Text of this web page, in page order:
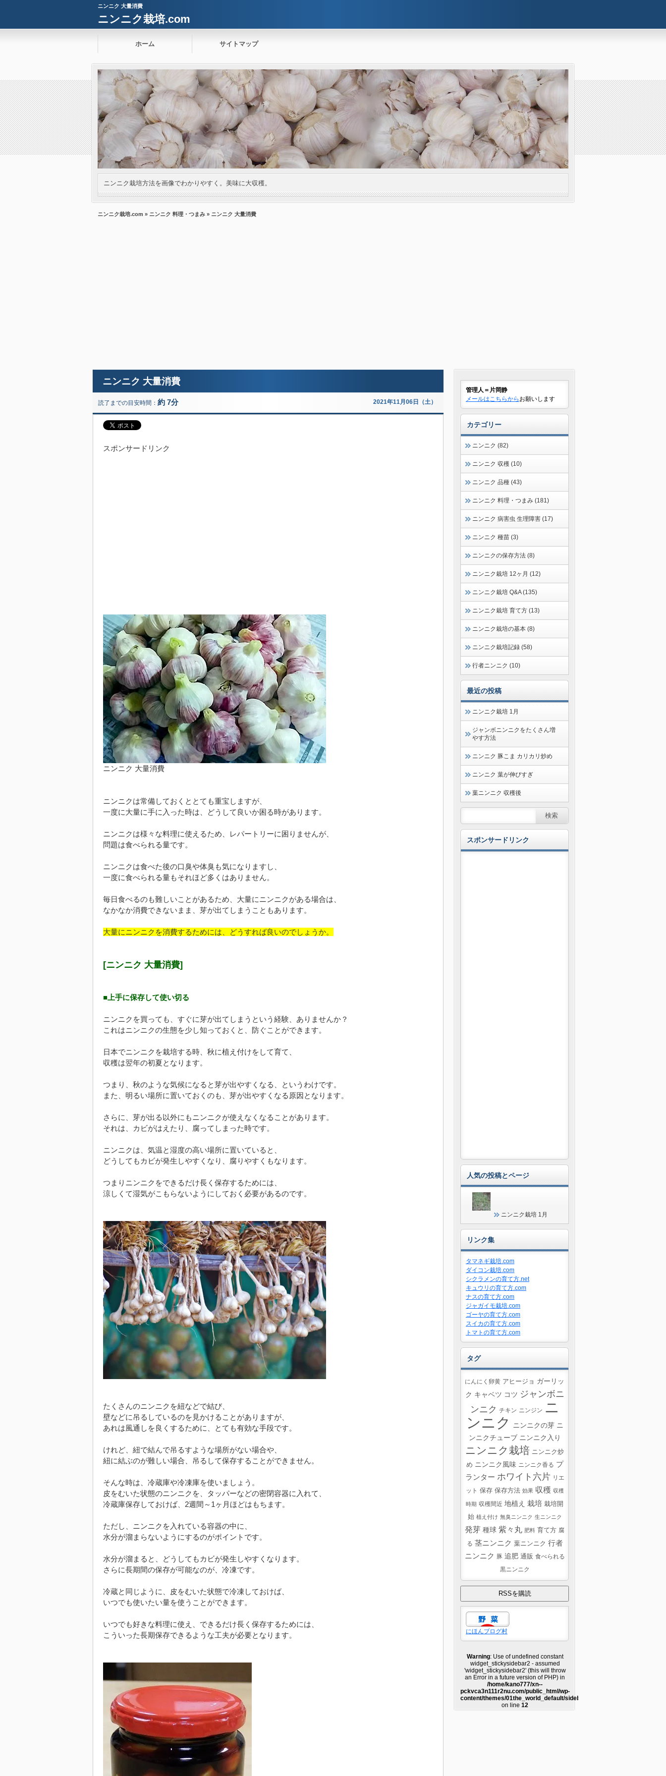
ニンニク 大量消費
ニンニク栽培.com
ホーム サイトマップ
ニンニク栽培方法を画像でわかりやすく。美味に大収穫。
ニンニク栽培.com » ニンニク 料理・つまみ » ニンニク 大量消費
ニンニク 大量消費
読了までの目安時間： 約 7分 2021年11月06日（土）
スポンサードリンク
ニンニク 大量消費
ニンニクは常備しておくととても重宝しますが、
一度に大量に手に入った時は、どうして良いか困る時があります。
ニンニクは様々な料理に使えるため、レパートリーに困りませんが、
問題は食べられる量です。
ニンニクは食べた後の口臭や体臭も気になりますし、
一度に食べられる量もそれほど多くはありません。
毎日食べるのも難しいことがあるため、大量にニンニクがある場合は、
なかなか消費できないまま、芽が出てしまうこともあります。
大量にニンニクを消費するためには、どうすれば良いのでしょうか。
[ニンニク 大量消費]
■上手に保存して使い切る
ニンニクを買っても、すぐに芽が出てしまうという経験、ありませんか？
これはニンニクの生態を少し知っておくと、防ぐことができます。
日本でニンニクを栽培する時、秋に植え付けをして育て、
収穫は翌年の初夏となります。
つまり、秋のような気候になると芽が出やすくなる、というわけです。
また、明るい場所に置いておくのも、芽が出やすくなる原因となります。
さらに、芽が出る以外にもニンニクが使えなくなることがあります。
それは、カビがはえたり、腐ってしまった時です。
ニンニクは、気温と湿度の高い場所に置いていると、
どうしてもカビが発生しやすくなり、腐りやすくもなります。
つまりニンニクをできるだけ長く保存するためには、
涼しくて湿気がこもらないようにしておく必要があるのです。
たくさんのニンニクを紐などで結び、
壁などに吊るしているのを見かけることがありますが、
あれは風通しを良くするために、とても有効な手段です。
けれど、紐で結んで吊るすような場所がない場合や、
紐に結ぶのが難しい場合、吊るして保存することができません。
そんな時は、冷蔵庫や冷凍庫を使いましょう。
皮をむいた状態のニンニクを、タッパーなどの密閉容器に入れて、
冷蔵庫保存しておけば、2週間～1ヶ月ほどはもちます。
ただし、ニンニクを入れている容器の中に、
水分が溜まらないようにするのがポイントです。
水分が溜まると、どうしてもカビが発生しやすくなります。
さらに長期間の保存が可能なのが、冷凍です。
冷蔵と同じように、皮をむいた状態で冷凍しておけば、
いつでも使いたい量を使うことができます。
いつでも好きな料理に使え、できるだけ長く保存するためには、
こういった長期保存できるような工夫が必要となります。
管理人＝片岡静
メールはこちらから お願いします
カテゴリー
ニンニク (82)
ニンニク 収穫 (10)
ニンニク 品種 (43)
ニンニク 料理・つまみ (181)
ニンニク 病害虫 生理障害 (17)
ニンニク 種苗 (3)
ニンニクの保存方法 (8)
ニンニク栽培 12ヶ月 (12)
ニンニク栽培 Q&A (135)
ニンニク栽培 育て方 (13)
ニンニク栽培の基本 (8)
ニンニク栽培記録 (58)
行者ニンニク (10)
最近の投稿
ニンニク栽培 1月
ジャンボニンニクをたくさん増
やす方法
ニンニク 豚こま カリカリ炒め
ニンニク 葉が伸びすぎ
葉ニンニク 収穫後
スポンサードリンク
人気の投稿とページ
ニンニク栽培 1月
リンク集
タマネギ栽培.com
ダイコン栽培.com
シクラメンの育て方.net
キュウリの育て方.com
ナスの育て方.com
ジャガイモ栽培.com
ゴーヤの育て方.com
スイカの育て方.com
トマトの育て方.com
タグ
にんにく卵黄 アヒージョ ガーリッ
ク キャベツ コツ ジャンボニ
ンニク チキン ニンジン ニ
ンニク
ニンニクの芽 ニ
ンニクチューブ ニンニク入り
ニンニク栽培 ニンニク炒
め ニンニク風味 ニンニク香る プ
ランター ホワイト六片 リエ
ット 保存 保存方法 効果 収穫 収穫
時期 収穫間近 地植え 栽培 栽培開
始 植え付け 無臭ニンニク 生ニンニク
発芽 種球 紫々丸 肥料 育て方 腐
る 茎ニンニク 葉ニンニク 行者
ニンニク
豚 追肥 通販 食べられる
黒ニンニク
にほんブログ村
Warning: Use of undefined constant
widget_stickysidebar2 - assumed
'widget_stickysidebar2' (this will throw
an Error in a future version of PHP) in
/home/kano777/xn--
pckvca3n111r2nu.com/public_html/wp-
content/themes/01the_world_default/sidebar2.php
on line 12